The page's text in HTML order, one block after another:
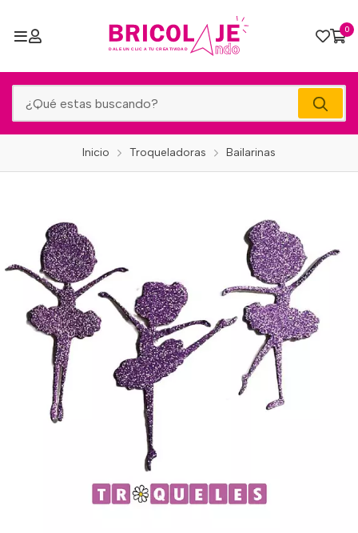
0
Inicio Troqueladoras Bailarinas